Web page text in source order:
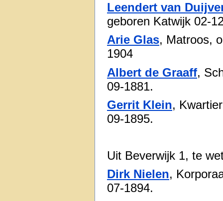
Leendert van
geboren Katwijk 02-
Arie Glas, Matroos,
1904
Albert de Graaff,
09-1881.
Gerrit Klein,
09-1895.
Uit Beverwijk 1, te
Dirk Nielen,
07-1894.